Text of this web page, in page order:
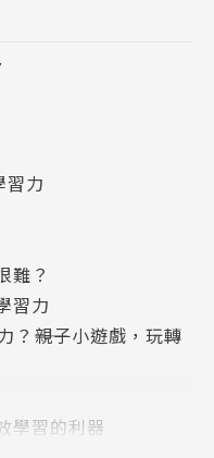
習力。
元小任務】做為給家
有些可能會讓讀者非
學習的精神與能力，
是邏輯縝密的科學研
孩子對學習的興趣，
習力
難？
習力
――親子小遊戲，玩轉
學習的利器